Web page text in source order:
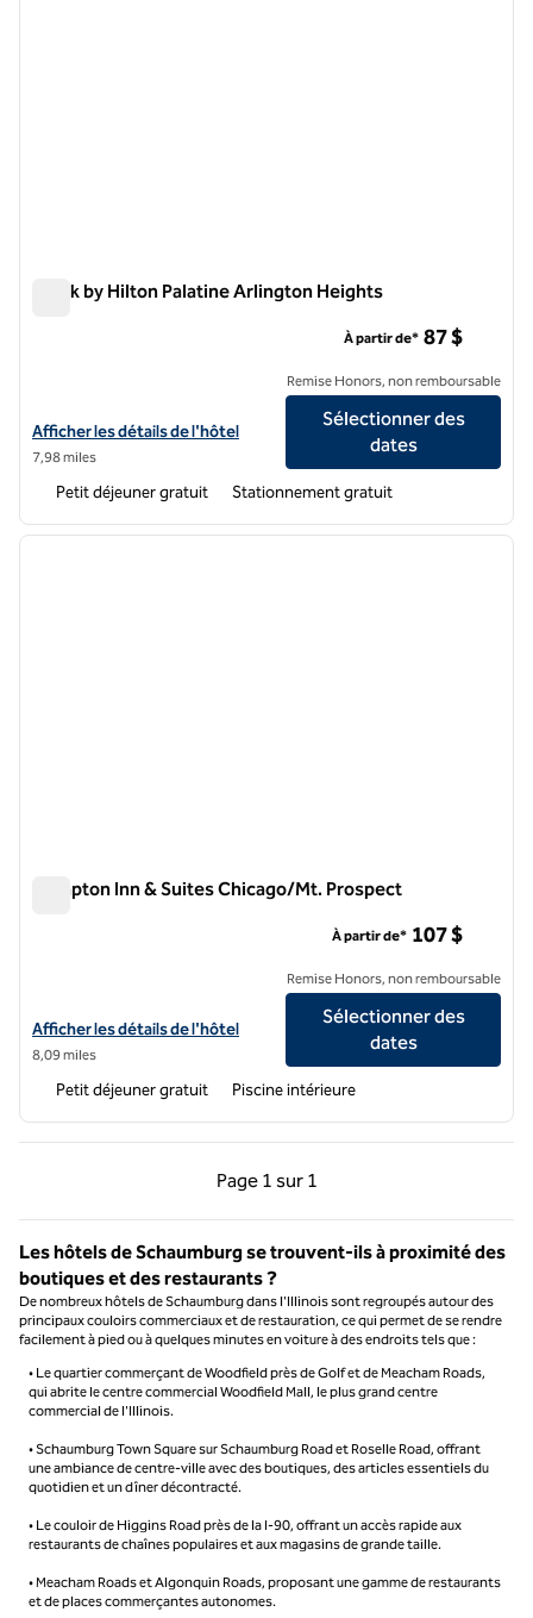
Spark by Hilton Palatine Arlington Heights
Afficher les détails de l'hôtel Spark by Hilton Palatine Arlington
Afficher les détails de l'hôtel
7,98 miles
À partir de* 87 $
Remise Honors, non remboursable
Sélectionner des
dates
Petit déjeuner gratuit Stationnement gratuit
1 sur 12
Hampton Inn & Suites Chicago/Mt. Prospect
Afficher les détails de l'hôtel Hampton Inn & Suites Chicago/Mt.
Afficher les détails de l'hôtel
8,09 miles
À partir de* 107 $
Remise Honors, non remboursable
Sélectionner des
dates
Petit déjeuner gratuit Piscine intérieure
Page 1 sur 1
Page précédente, 1 sur 1
Page 1 sur 1
Les hôtels de Schaumburg se trouvent-ils à proximité des
boutiques et des restaurants ?
De nombreux hôtels de Schaumburg dans l'Illinois sont regroupés autour des
principaux couloirs commerciaux et de restauration, ce qui permet de se rendre
facilement à pied ou à quelques minutes en voiture à des endroits tels que :
• Le quartier commerçant de Woodfield près de Golf et de Meacham Roads,
qui abrite le centre commercial Woodfield Mall, le plus grand centre
commercial de l'Illinois.
• Schaumburg Town Square sur Schaumburg Road et Roselle Road, offrant
une ambiance de centre-ville avec des boutiques, des articles essentiels du
quotidien et un dîner décontracté.
• Le couloir de Higgins Road près de la I-90, offrant un accès rapide aux
restaurants de chaînes populaires et aux magasins de grande taille.
• Meacham Roads et Algonquin Roads, proposant une gamme de restaurants
et de places commerçantes autonomes.